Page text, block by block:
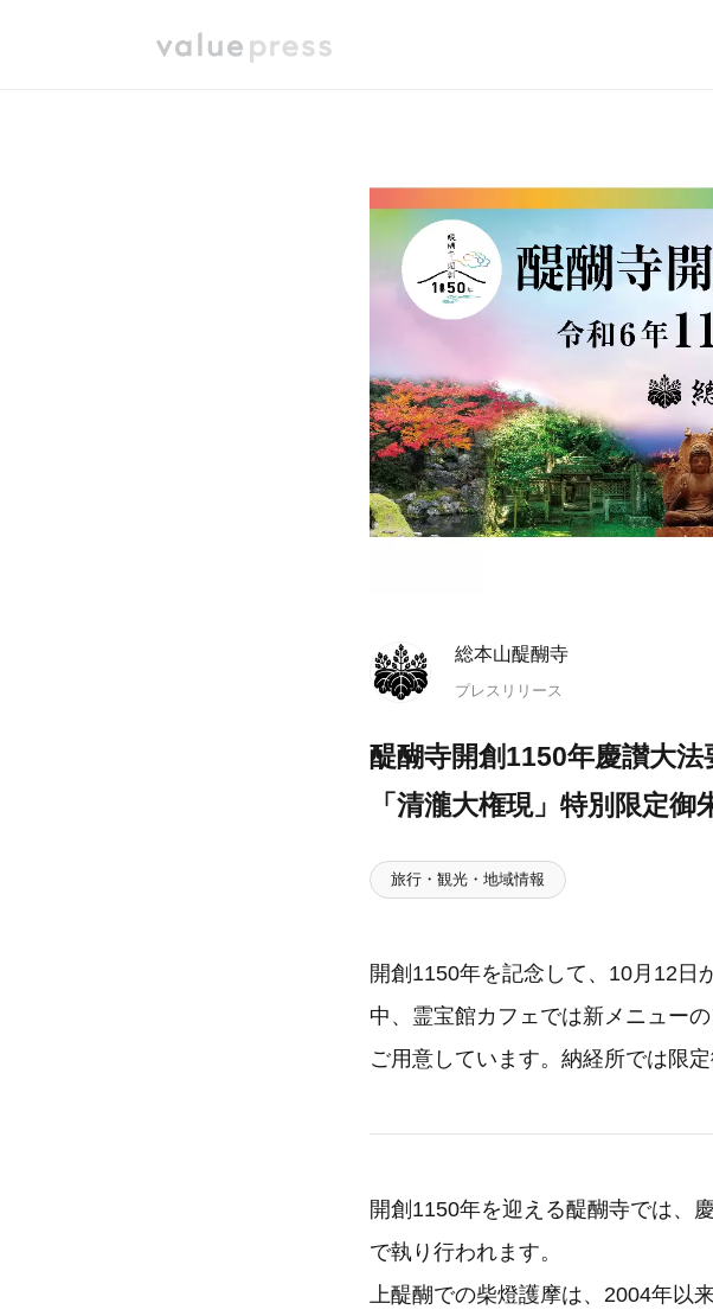
総本山醍醐寺
プレスリリース
醍醐寺開創1150年慶讃大
「清瀧大権現」特別限定
旅行・観光・地域情報
開創1150年を記念して、10月12日
中、霊宝館カフェでは新メニュー
ご用意しています。納経所では限
開創1150年を迎える醍醐寺では、
で執り行われます。
上醍醐での柴燈護摩は、2004年以